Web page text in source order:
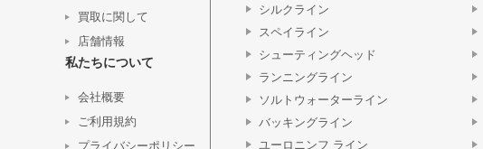
買取に関して
店舗情報
私たちについて
会社概要
ご利用規約
プライバシーポリシー
シルクライン
スペイライン
シューティングヘッド
ランニングライン
ソルトウォーターライン
バッキングライン
ユーロニンフ ライン